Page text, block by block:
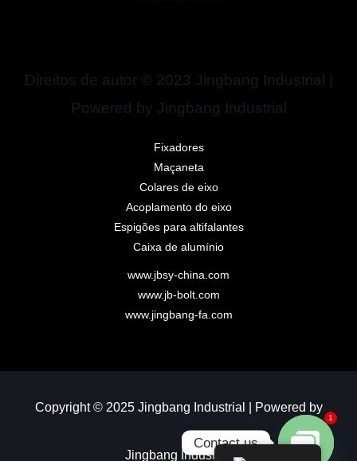
Direitos de autor © 2023 Jingbang Industrial |
Powered by Jingbang Industrial
Fixadores
Maçaneta
Colares de eixo
Acoplamento do eixo
Espigões para altifalantes
Caixa de alumínio
www.jbsy-china.com
www.jb-bolt.com
www.jingbang-fa.com
Copyright © 2025 Jingbang Industrial | Powered by
Jingbang Industrial
Contact us
1